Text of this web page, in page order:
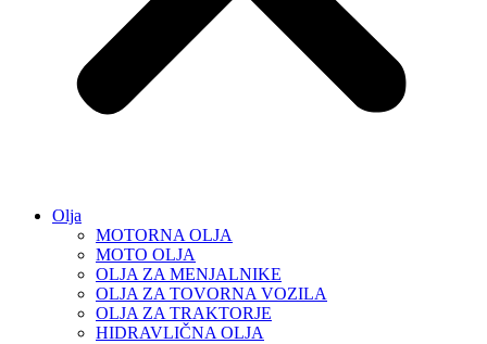
Olja
MOTORNA OLJA
MOTO OLJA
OLJA ZA MENJALNIKE
OLJA ZA TOVORNA VOZILA
OLJA ZA TRAKTORJE
HIDRAVLIČNA OLJA